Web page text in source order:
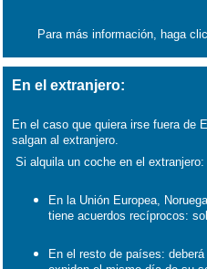
Para más información, haga
En el extranjero:
En el caso que quiera irse fuera de
salgan al extranjero.
Si alquila un coche en el extranjero:
En la Unión Europea,
tiene acuerdos recíprocos:
En el resto de países: